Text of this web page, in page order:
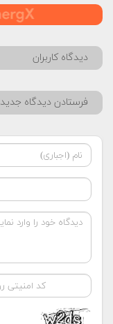
دیدگاه کاربران
فرستادن دیدگاه جدید